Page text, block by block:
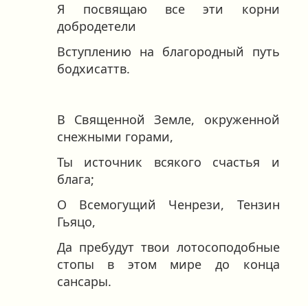
Я посвящаю все эти корни
добродетели
Вступлению на благородный путь
бодхисаттв.
В Священной Земле, окруженной
снежными горами,
Ты источник всякого счастья и
блага;
О Всемогущий Ченрези, Тензин
Гьяцо,
Да пребудут твои лотосоподобные
стопы в этом мире до конца
сансары.